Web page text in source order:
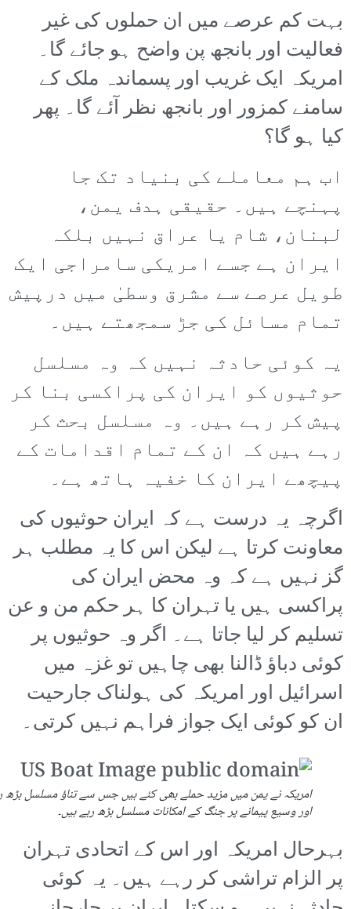
بہت کم عرصے میں ان حملوں کی غیر
فعالیت اور بانجھ پن واضح ہو جائے گا۔
امریکہ ایک غریب اور پسماندہ ملک کے
سامنے کمزور اور بانجھ نظر آئے گا۔ پھر
کیا ہو گا؟
اب ہم معاملے کی بنیاد تک جا
پہنچے ہیں۔ حقیقی ہدف یمن،
لبنان، شام یا عراق نہیں بلکہ
ایران ہے جسے امریکی سامراجی ایک
طویل عرصے سے مشرق وسطیٰ میں درپیش
تمام مسائل کی جڑ سمجھتے ہیں۔
یہ کوئی حادثہ نہیں کہ وہ مسلسل
حوثیوں کو ایران کی پراکسی بنا کر
پیش کر رہے ہیں۔ وہ مسلسل بحث کر
رہے ہیں کہ ان کے تمام اقدامات کے
پیچھے ایران کا خفیہ ہاتھ ہے۔
اگرچہ یہ درست ہے کہ ایران حوثیوں کی
معاونت کرتا ہے لیکن اس کا یہ مطلب ہر
گز نہیں ہے کہ وہ محض ایران کی
پراکسی ہیں یا تہران کا ہر حکم من و عن
تسلیم کر لیا جاتا ہے۔ اگر وہ حوثیوں پر
کوئی دباؤ ڈالنا بھی چاہیں تو غزہ میں
اسرائیل اور امریکہ کی ہولناک جارحیت
ان کو کوئی ایک جواز فراہم نہیں کرتی۔
امریکہ نے یمن میں مزید حملے بھی کئے ہیں جس سے تناؤ مسلسل بڑھ
اور وسیع پیمانے پر جنگ کے امکانات مسلسل بڑھ رہے ہیں۔
بہرحال امریکہ اور اس کے اتحادی تہران
پر الزام تراشی کر رہے ہیں۔ یہ کوئی